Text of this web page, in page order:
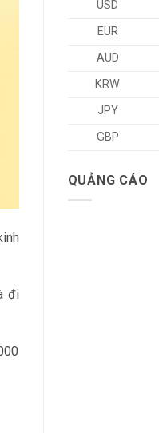
đi
USD
EUR
AUD
KRW
JPY
GBP
QUẢNG CÁO